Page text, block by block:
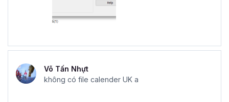
Võ Tấn Nhựt
không có file calender UK a